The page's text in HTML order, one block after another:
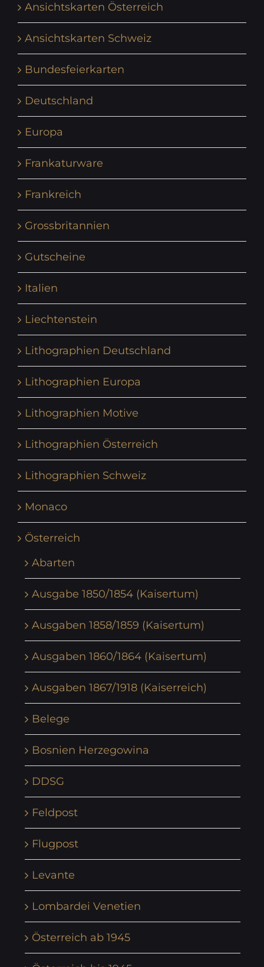
Ansichtskarten Österreich
Ansichtskarten Schweiz
Bundesfeierkarten
Deutschland
Europa
Frankaturware
Frankreich
Grossbritannien
Gutscheine
Italien
Liechtenstein
Lithographien Deutschland
Lithographien Europa
Lithographien Motive
Lithographien Österreich
Lithographien Schweiz
Monaco
Österreich
Abarten
Ausgabe 1850/1854 (Kaisertum)
Ausgaben 1858/1859 (Kaisertum)
Ausgaben 1860/1864 (Kaisertum)
Ausgaben 1867/1918 (Kaiserreich)
Belege
Bosnien Herzegowina
DDSG
Feldpost
Flugpost
Levante
Lombardei Venetien
Österreich ab 1945